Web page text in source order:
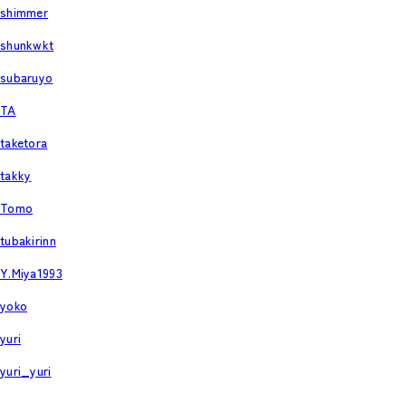
shimmer
shunkwkt
subaruyo
TA
taketora
takky
Tomo
tubakirinn
Y.Miya1993
yoko
yuri
yuri_yuri